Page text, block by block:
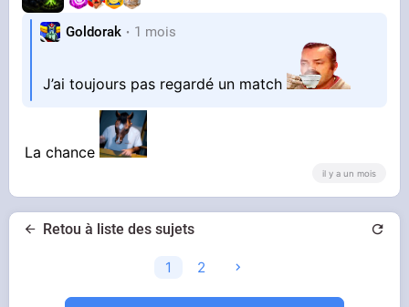
Goldorak 1 mois
J’ai toujours pas regardé un match
La chance
il y a un mois
Retou à liste des sujets
1 2